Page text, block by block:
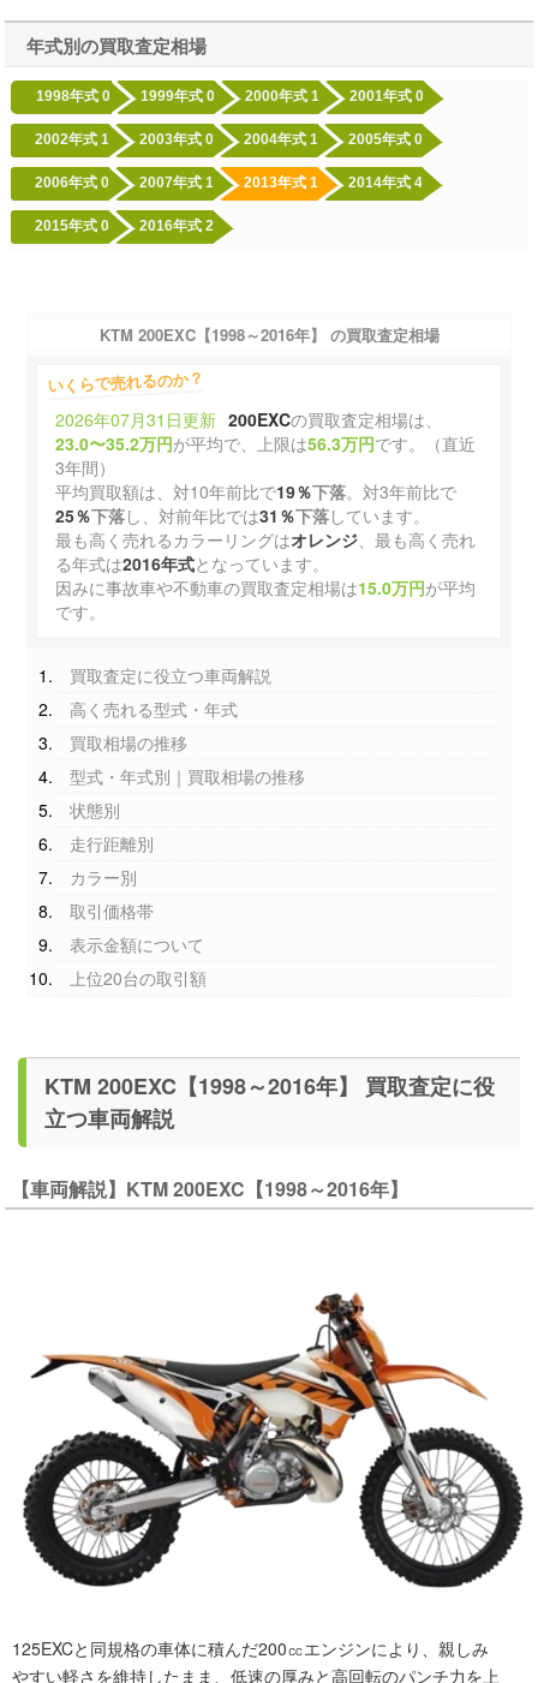
年式別の買取査定相場
1998年式 0 1999年式 0 2000年式 1 2001年式 0
2002年式 1 2003年式 0 2004年式 1 2005年式 0
2006年式 0 2007年式 1 2013年式 1 2014年式 4
2015年式 0 2016年式 2
KTM 200EXC【1998～2016年】 の買取査定相場
いくらで売れるのか？
2026年07月31日更新 200EXCの買取査定相場は、
23.0〜35.2万円が平均で、上限は56.3万円です。（直近
3年間）
平均買取額は、対10年前比で19％下落。対3年前比で
25％下落し、対前年比では31％下落しています。
最も高く売れるカラーリングはオレンジ 、最も高く売れ
る年式は2016年式となっています。
因みに事故車や不動車の買取査定相場は15.0万円が平均
です。
買取査定に役立つ車両解説
高く売れる型式・年式
買取相場の推移
型式・年式別｜買取相場の推移
状態別
走行距離別
カラー別
取引価格帯
表示金額について
上位20台の取引額
KTM 200EXC【1998～2016年】 買取査定に役
立つ車両解説
【車両解説】KTM 200EXC【1998～2016年】
125EXCと同規格の車体に積んだ200㏄エンジンにより、親しみ
やすい軽さを維持したまま、低速の厚みと高回転のパンチ力を上